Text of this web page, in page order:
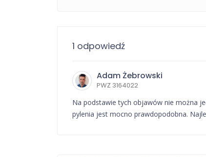
1 odpowiedź
Adam Żebrowski
PWZ 3164022
Na podstawie tych objawów nie można
pylenia jest mocno prawdopodobna.